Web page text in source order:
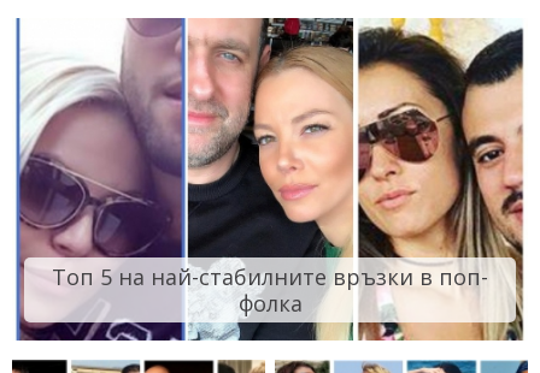
Топ 5 на най-стабилните връзки в поп-
фолка